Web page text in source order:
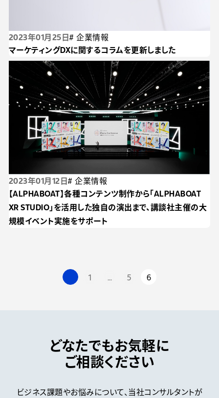
2023年01月25日# 企業情報
マーケティングDXに関するコラムを更新しました
2023年01月12日# 企業情報
【ALPHABOAT】各種コンテンツ制作から「ALPHABOAT
XR STUDIO」を活用した独自の演出まで、講談社主催の大
規模イベント実施をサポート
1 … 5 6
どなたでもお気軽に
ご相談ください
ビジネス課題やお悩みについて、 当社コンサルタントが